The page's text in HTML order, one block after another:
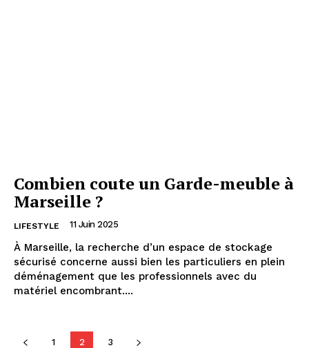
Combien coute un Garde-meuble à
Marseille ?
LIFESTYLE 11 Juin 2025
À Marseille, la recherche d’un espace de stockage
sécurisé concerne aussi bien les particuliers en plein
déménagement que les professionnels avec du
matériel encombrant....
1 2 3